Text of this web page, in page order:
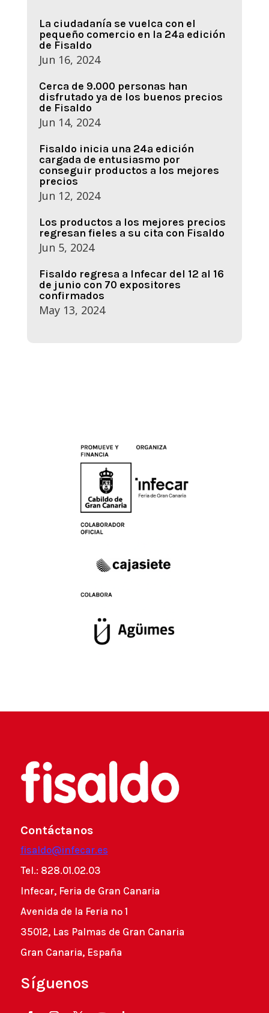
La ciudadanía se vuelca con el
pequeño comercio en la 24ª edición
de Fisaldo
Jun 16, 2024
Cerca de 9.000 personas han
disfrutado ya de los buenos precios
de Fisaldo
Jun 14, 2024
Fisaldo inicia una 24ª edición
cargada de entusiasmo por
conseguir productos a los mejores
precios
Jun 12, 2024
Los productos a los mejores precios
regresan fieles a su cita con Fisaldo
Jun 5, 2024
Fisaldo regresa a Infecar del 12 al 16
de junio con 70 expositores
confirmados
May 13, 2024
Contáctanos
fisaldo@infecar.es
Tel.: 828.01.02.03
Infecar, Feria de Gran Canaria
Avenida de la Feria nº 1
35012, Las Palmas de Gran Canaria
Gran Canaria, España
Síguenos